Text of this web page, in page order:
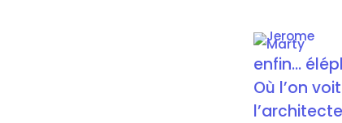
enfin…
Où l’on